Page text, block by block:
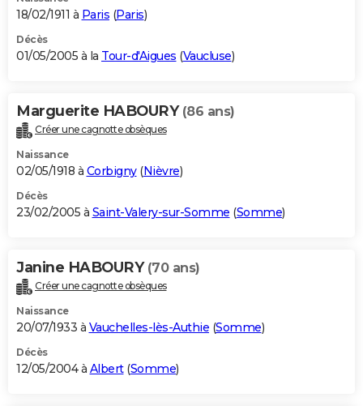
18/02/1911 à Paris (Paris)
Décès
01/05/2005 à la Tour-d'Aigues (Vaucluse)
Marguerite HABOURY (86 ans)
Créer une cagnotte obsèques
Naissance
02/05/1918 à Corbigny(Nièvre)
Décès
23/02/2005 à Saint-Valery-sur-Somme (Somme)
Janine HABOURY (70 ans)
Créer une cagnotte obsèques
Naissance
20/07/1933 à Vauchelles-lès-Authie (Somme)
Décès
12/05/2004 à Albert(Somme)